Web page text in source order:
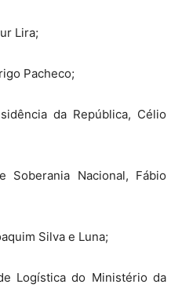
Lira;
Pacheco;
da República, Célio
Soberania Nacional, Fábio
Silva e Luna;
Logística do Ministério da